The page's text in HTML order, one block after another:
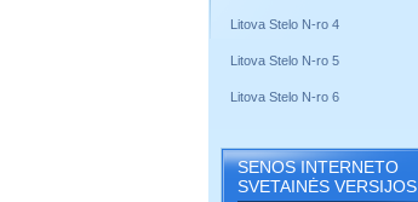
Litova Stelo N-ro 4
Litova Stelo N-ro 5
Litova Stelo N-ro 6
SENOS INTERNETO
SVETAINĖS VERSIJOS